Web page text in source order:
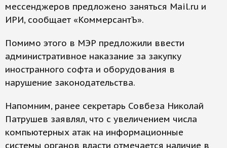
мессенджеров предложено заняться Mail.ru и
ИРИ, сообщает «КоммерсантЪ».
Помимо этого в МЭР предложили ввести
административное наказание за закупку
иностранного софта и оборудования в
нарушение законодательства.
Напомним, ранее секретарь Совбеза Николай
Патрушев заявлял, что с увеличением числа
компьютерных атак на информационные
системы органов власти отмечается наличие в